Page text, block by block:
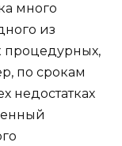
много
из
процедурных,
по срокам
недостатках